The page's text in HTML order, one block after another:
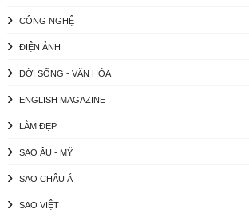
CÔNG NGHỆ
ĐIỆN ẢNH
ĐỜI SỐNG - VĂN HÓA
ENGLISH MAGAZINE
LÀM ĐẸP
SAO ÂU - MỸ
SAO CHÂU Á
SAO VIỆT